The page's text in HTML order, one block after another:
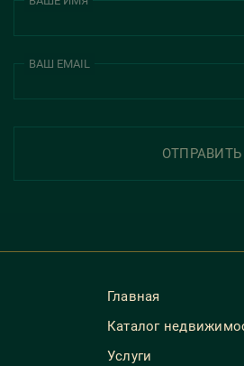
ВАШ EMAIL
ОТПРАВИТЬ
Главная
Каталог
Услуги